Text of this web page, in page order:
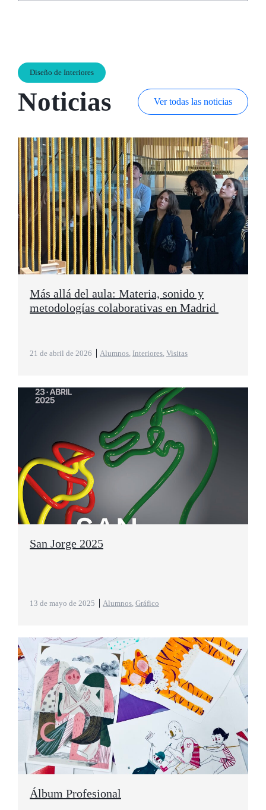
Diseño de Interiores
Noticias Ver todas las noticias
Más allá del aula: Materia, sonido y
metodologías colaborativas en Madrid
21 de abril de 2026 Alumnos, Interiores, Visitas
San Jorge 2025
13 de mayo de 2025 Alumnos, Gráfico
Álbum Profesional